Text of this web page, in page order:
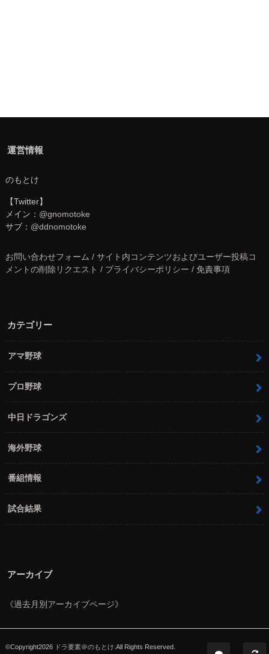
運営情報
のもとけ
【Twitter】
メイン： @gnomotoke
サブ： @ddnomotoke
お問い合わせフォーム / サイト内コンテンツおよびユーザー投稿コ
メントの削除リクエスト / プライバシーポリシー / 免責事項
カテゴリー
アマ野球
プロ野球
中日ドラゴンズ
海外野球
番組情報
試合結果
アーカイブ
《過去月別アーカイブページ》
©Copyright2026 ドラ要素＠のもとけ.All Rights Reserved.